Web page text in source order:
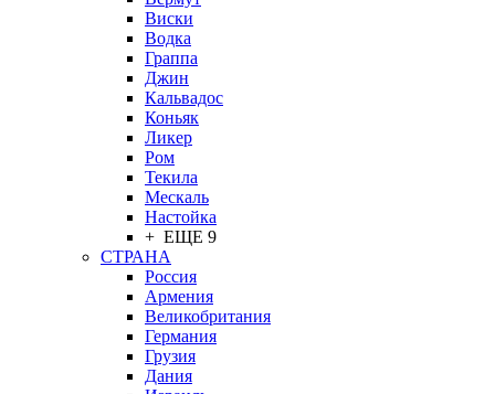
Виски
Водка
Граппа
Джин
Кальвадос
Коньяк
Ликер
Ром
Текила
Мескаль
Настойка
+ ЕЩЕ 9
СТРАНА
Россия
Армения
Великобритания
Германия
Грузия
Дания